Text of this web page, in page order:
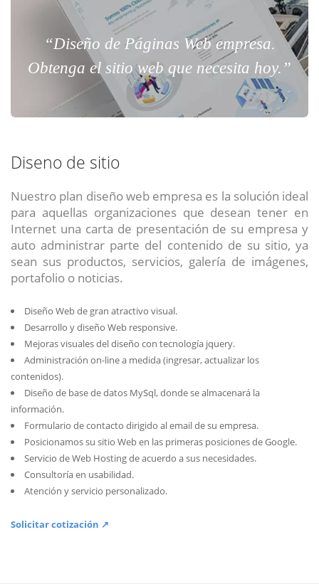
“Diseño de Páginas Web empresa.
Obtenga el sitio web que necesita hoy.”
Diseno de sitio
Nuestro plan diseño web empresa es la solución ideal
para aquellas organizaciones que desean tener en
Internet una carta de presentación de su empresa y
auto administrar parte del contenido de su sitio, ya
sean sus productos, servicios, galería de imágenes,
portafolio o noticias.
Diseño Web de gran atractivo visual.
Desarrollo y diseño Web responsive.
Mejoras visuales del diseño con tecnología jquery.
Administración on-line a medida (ingresar, actualizar los
contenidos).
Diseño de base de datos MySql, donde se almacenará la
información.
Formulario de contacto dirigido al email de su empresa.
Posicionamos su sitio Web en las primeras posiciones de Google.
Servicio de Web Hosting de acuerdo a sus necesidades.
Consultoría en usabilidad.
Atención y servicio personalizado.
Solicitar cotización ↗